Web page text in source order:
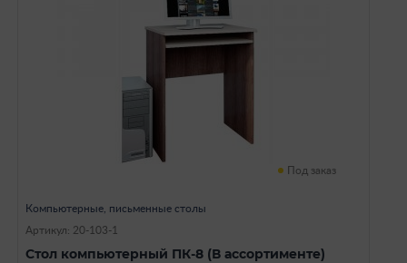
Под заказ
Компьютерные, письменные столы
Артикул: 20-103-1
Стол компьютерный ПК-8 (В ассортименте)